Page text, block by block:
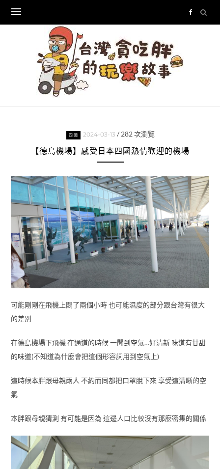
content
四國 2024-03-13 / 282次瀏覽
【德島機場】感受日本四國熱情歡迎的機場
可能剛剛在飛機上悶了兩個小時 也可能濕度的部分跟台灣有很大
的差別
在德島機場下飛機 在通道的時候 一聞到空氣…好清新 味道有甘甜
的味道(不知道為什麼會把這個形容詞用到空氣上)
這時候本胖跟母親兩人 不約而同都把口罩脫下來 享受這清晰的空
氣
本胖跟母親猜測 有可能是因為 這邊人口比較沒有那麼密集的關係